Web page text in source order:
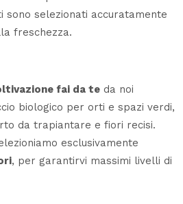
selezionati accuratamente
freschezza.
fai da te da noi
biologico per orti e spazi verdi,
da trapiantare e fiori recisi.
esclusivamente
, per garantirvi massimi livelli di